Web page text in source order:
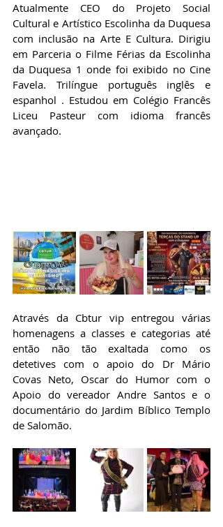
Atualmente CEO do Projeto Social
Cultural e Artístico Escolinha da Duquesa
com inclusão na Arte E Cultura. Dirigiu
em Parceria o Filme Férias da Escolinha
da Duquesa 1 onde foi exibido no Cine
Favela. Trilíngue português inglês e
espanhol . Estudou em Colégio Francês
Liceu Pasteur com idioma francês
avançado.
Através da Cbtur vip entregou várias
homenagens a classes e categorias até
então não tão exaltada como os
detetives com o apoio do Dr Mário
Covas Neto, Oscar do Humor com o
Apoio do vereador Andre Santos e o
documentário do Jardim Bíblico Templo
de Salomão.